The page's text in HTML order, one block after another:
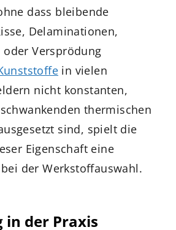
dass bleibende
Delaminationen,
Versprödung
in vielen
nicht konstanten,
thermischen
sind, spielt die
Eigenschaft eine
der Werkstoffauswahl.
in der Praxis